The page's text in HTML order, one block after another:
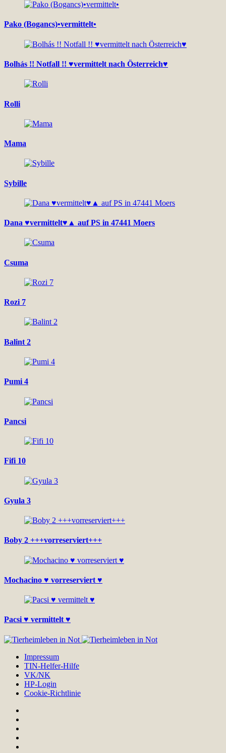
Pako (Bogancs)•vermittelt•
Bolhás !! Notfall !! ♥vermittelt nach Österreich♥
Rolli
Mama
Sybille
Dana ♥vermittelt♥▲ auf PS in 47441 Moers
Csuma
Rozi 7
Balint 2
Pumi 4
Pancsi
Fifi 10
Gyula 3
Boby 2 +++vorreserviert+++
Mochacino ♥ vorreserviert ♥
Pacsi ♥ vermittelt ♥
Impressum
TIN-Helfer-Hilfe
VK/NK
HP-Login
Cookie-Richtlinie